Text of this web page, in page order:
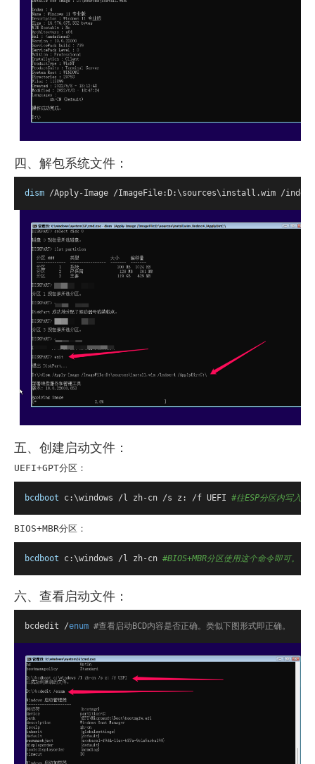
四、解包系统文件：
dism /Apply-Image /ImageFile:D:\sources\install.wim /index:
五、创建启动文件：
UEFI+GPT分区：
bcdboot c:\windows /l zh-cn /s z: /f UEFI #往ESP分区内写入
BIOS+MBR分区：
bcdboot c:\windows /l zh-cn #BIOS+MBR分区使用这个命令即可。
六、查看启动文件：
bcdedit /enum #查看启动BCD内容是否正确。类似下图形式即正确。